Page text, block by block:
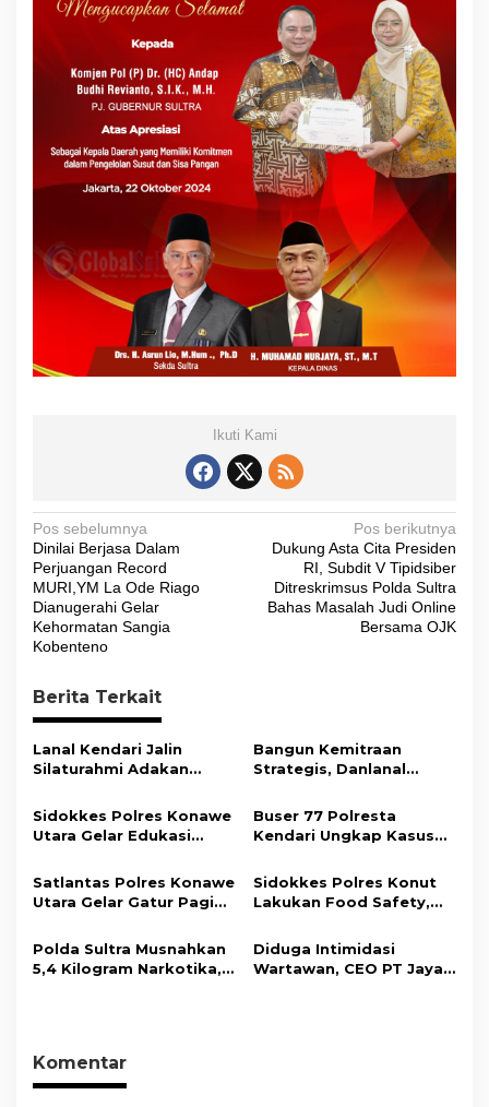
Ikuti Kami
N
a
v
i
g
a
s
i
p
o
s
Pos sebelumnya
Dinilai Berjasa Dalam
Perjuangan Record
MURI,YM La Ode Riago
Dianugerahi Gelar
Kehormatan Sangia
Kobenteno
Pos berikutnya
Dukung Asta Cita Presiden
RI, Subdit V Tipidsiber
Ditreskrimsus Polda Sultra
Bahas Masalah Judi Online
Bersama OJK
Berita Terkait
Lanal Kendari Jalin
Silaturahmi Adakan
Bersama Insan Pers.
Bangun Kemitraan
Strategis, Danlanal
Wujudkan Informasi
Objektif dan Berimbang
Sidokkes Polres Konawe
Utara Gelar Edukasi
Koroner, Tingkatkan
Kesadaran Personel
akan Pentingnya Hidup
Buser 77 Polresta
Kendari Ungkap Kasus
Hasil Curian Berhasil
Diamankan
Satlantas Polres Konawe
Utara Gelar Gatur Pagi
Ciptakan Kamseltibcar
Lantas dan Pelayanan
Masyarakat
Sidokkes Polres Konut
Lakukan Food Safety,
Memenuhi Standar
Keamanan Dan Layak
Polda Sultra Musnahkan
5,4 Kilogram Narkotika,
Diduga Intimidasi
Wartawan, CEO PT Jaya
Komentar